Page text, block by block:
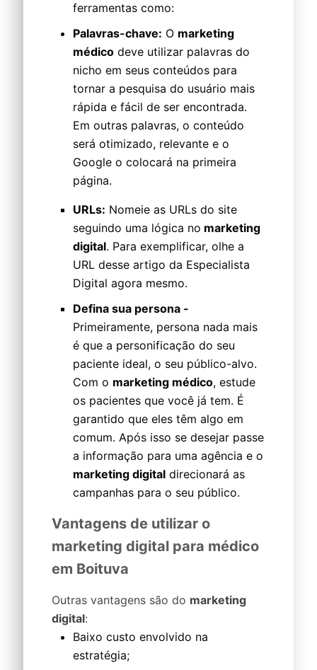
ferramentas como:
Palavras-chave: O marketing
médico deve utilizar palavras do
nicho em seus conteúdos para
tornar a pesquisa do usuário mais
rápida e fácil de ser encontrada.
Em outras palavras, o conteúdo
será otimizado, relevante e o
Google o colocará na primeira
página.
URLs: Nomeie as URLs do site
seguindo uma lógica no marketing
digital. Para exemplificar, olhe a
URL desse artigo da Especialista
Digital agora mesmo.
Defina sua persona -
Primeiramente, persona nada mais
é que a personificação do seu
paciente ideal, o seu público-alvo.
Com o marketing médico, estude
os pacientes que você já tem. É
garantido que eles têm algo em
comum. Após isso se desejar passe
a informação para uma agência e o
marketing digital direcionará as
campanhas para o seu público.
Vantagens de utilizar o
marketing digital para médico
em Boituva
Outras vantagens são do marketing
digital:
Baixo custo envolvido na
estratégia;